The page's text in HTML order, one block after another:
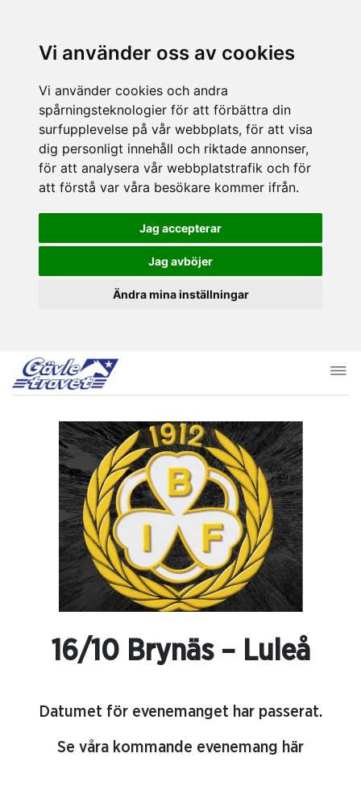
Vi använder oss av cookies
Vi använder cookies och andra
spårningsteknologier för att förbättra din
surfupplevelse på vår webbplats, för att visa
dig personligt innehåll och riktade annonser,
för att analysera vår webbplatstrafik och för
att förstå var våra besökare kommer ifrån.
Jag accepterar
Jag avböjer
Ändra mina inställningar
16/10 Brynäs – Luleå
Datumet för evenemanget har passerat.
Se våra kommande evenemang här